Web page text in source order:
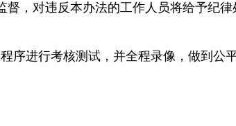
，对违反本办法的工作人员将给予纪
序进行考核测试，并全程录像，做到公平